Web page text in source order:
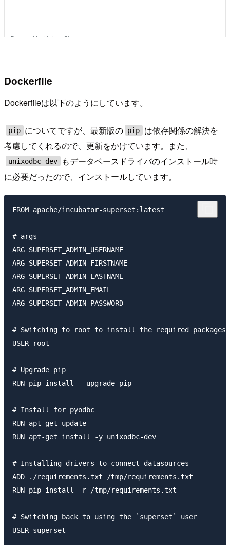
Dockerfile
Dockerfileは以下のようにしています。
pip についてですが、最新版の pip
は依存関係の解決を
考慮してくれるので、更新をかけています。また、
unixodbc-dev
もデータベースドライバのインストール時
に必要だったので、インストールしています。
FROM apache/incubator-superset:latest
# args
ARG SUPERSET_ADMIN_USERNAME
ARG SUPERSET_ADMIN_FIRSTNAME
ARG SUPERSET_ADMIN_LASTNAME
ARG SUPERSET_ADMIN_EMAIL
ARG SUPERSET_ADMIN_PASSWORD
# Switching to root to install the required packages
USER root
# Upgrade pip
RUN pip install --upgrade pip
# Install for pyodbc
RUN apt-get update
RUN apt-get install -y unixodbc-dev
# Installing drivers to connect datasources
ADD ./requirements.txt /tmp/requirements.txt
RUN pip install -r /tmp/requirements.txt
# Switching back to using the `superset` user
USER superset